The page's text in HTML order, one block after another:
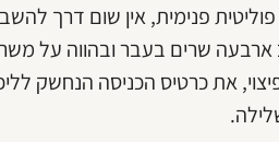
פנימית, אין שום דרך
ארבעה שרים בעבר ובהווה על
את כרטיס הכניסה הנחשק